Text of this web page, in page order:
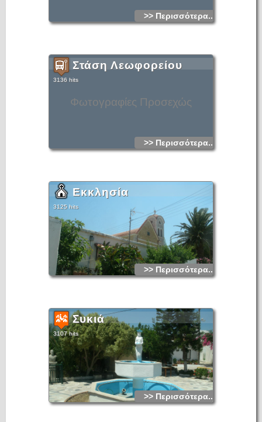
>> Περισσότερα...
Φωτογραφίες Προσεχώς
Στάση Λεωφορείου
3136 hits
>> Περισσότερα...
Εκκλησία
3125 hits
>> Περισσότερα...
Συκιά
3107 hits
>> Περισσότερα...